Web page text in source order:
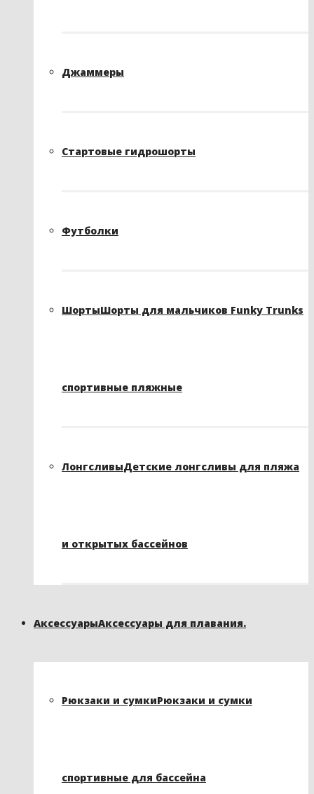
Джаммеры
Стартовые гидрошорты
Футболки
ШортыШорты для мальчиков Funky Trunks
спортивные пляжные
ЛонгсливыДетские лонгсливы для пляжа
и открытых бассейнов
АксессуарыАксессуары для плавания.
Рюкзаки и сумкиРюкзаки и сумки
спортивные для бассейна